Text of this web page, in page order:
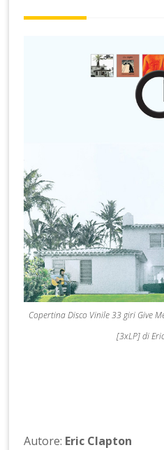
Copertina Disco Vinile 33 giri Give
[3xLP] di
Autore: Eric Clapton